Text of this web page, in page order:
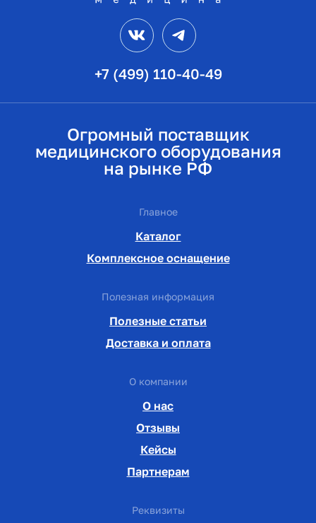
+7 (499) 110-40-49
VK
Огромный поставщик
медицинского оборудования
на рынке РФ
Главное
Каталог
Комплексное оснащение
Полезная информация
Полезные статьи
Доставка и оплата
О компании
О нас
Отзывы
Кейсы
Партнерам
Реквизиты